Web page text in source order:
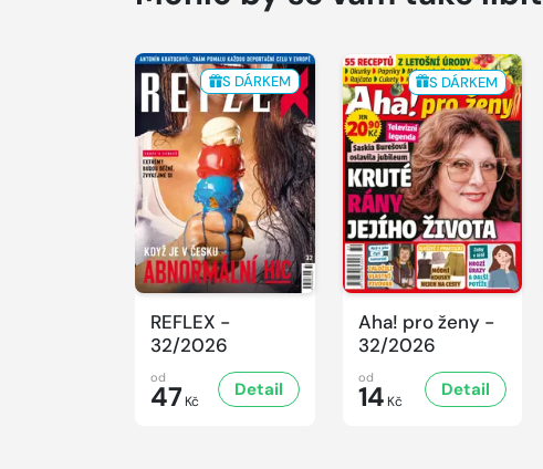
S DÁRKEM
REFLEX -
32/2026
od
47 Kč
Detail
S DÁRKEM
Aha! pro ženy -
32/2026
od
14 Kč
Detail